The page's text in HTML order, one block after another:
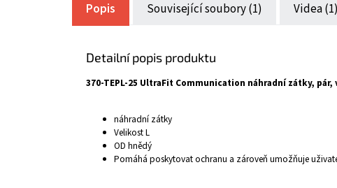
Popis Související soubory (1) Videa (1)
Detailní popis produktu
370-TEPL-25 UltraFit Communication náhradní zátky,
náhradní zátky
Velikost L
OD hnědý
Pomáhá poskytovat ochranu a zároveň umožňuje